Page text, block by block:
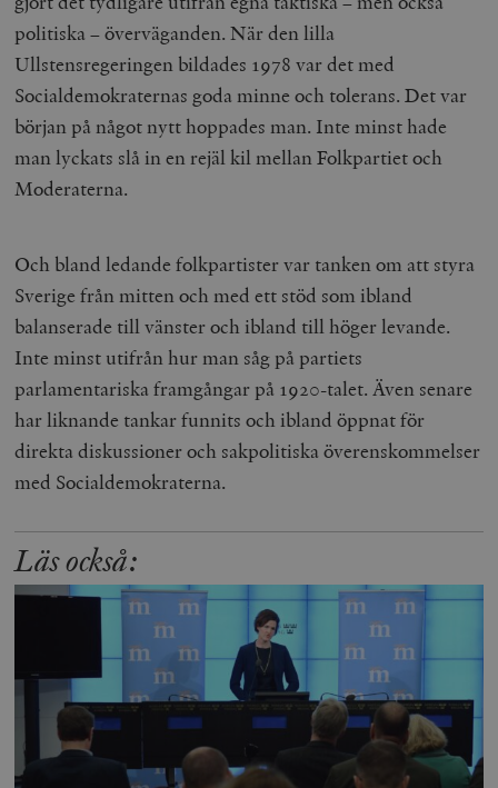
politiska – överväganden. När den lilla
Ullstensregeringen bildades 1978 var det med
Socialdemokraternas goda minne och tolerans. Det var
början på något nytt hoppades man. Inte minst hade
man lyckats slå in en rejäl kil mellan Folkpartiet och
Moderaterna.
Och bland ledande folkpartister var tanken om att styra
Sverige från mitten och med ett stöd som ibland
balanserade till vänster och ibland till höger levande.
Inte minst utifrån hur man såg på partiets
parlamentariska framgångar på 1920-talet. Även senare
har liknande tankar funnits och ibland öppnat för
direkta diskussioner och sakpolitiska överenskommelser
med Socialdemokraterna.
Läs också: